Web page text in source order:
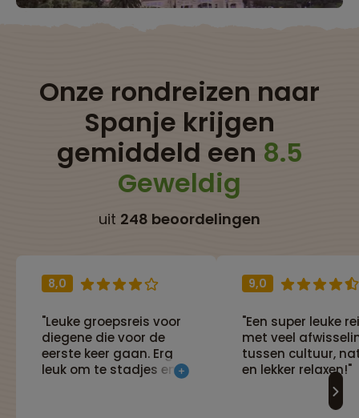
Onze rondreizen naar
Spanje krijgen
gemiddeld een 8.5
Geweldig
uit 248 beoordelingen
8,0
"Leuke groepsreis voor
diegene die voor de
eerste keer gaan. Erg
leuk om te stadjes en
9,0
"Een super leuke
met veel
tussen cultuur,
en lekker relaxen!"